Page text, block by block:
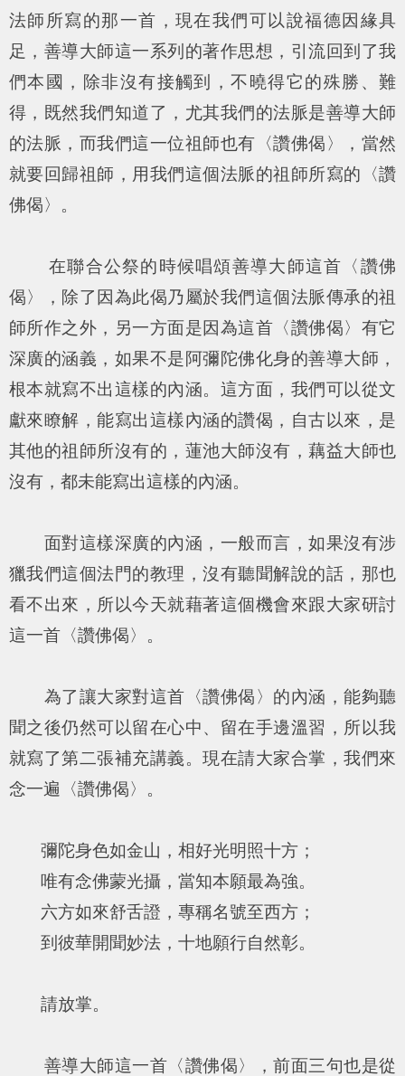
法師所寫的那一首，現在我們可以說福德因緣具
足，善導大師這一系列的著作思想，引流回到了我
們本國，除非沒有接觸到，不曉得它的殊勝、難
得，既然我們知道了，尤其我們的法脈是善導大師
的法脈，而我們這一位祖師也有〈讚佛偈〉，當然
就要回歸祖師，用我們這個法脈的祖師所寫的〈讚
佛偈〉。
在聯合公祭的時候唱頌善導大師這首〈讚佛
偈〉，除了因為此偈乃屬於我們這個法脈傳承的祖
師所作之外，另一方面是因為這首〈讚佛偈〉有它
深廣的涵義，如果不是阿彌陀佛化身的善導大師，
根本就寫不出這樣的內涵。這方面，我們可以從文
獻來瞭解，能寫出這樣內涵的讚偈，自古以來，是
其他的祖師所沒有的，蓮池大師沒有，藕益大師也
沒有，都未能寫出這樣的內涵。
面對這樣深廣的內涵，一般而言，如果沒有涉
獵我們這個法門的教理，沒有聽聞解說的話，那也
看不出來，所以今天就藉著這個機會來跟大家研討
這一首〈讚佛偈〉。
為了讓大家對這首〈讚佛偈〉的內涵，能夠聽
聞之後仍然可以留在心中、留在手邊溫習，所以我
就寫了第二張補充講義。現在請大家合掌，我們來
念一遍〈讚佛偈〉。
彌陀身色如金山，相好光明照十方；
唯有念佛蒙光攝，當知本願最為強。
六方如來舒舌證，專稱名號至西方；
到彼華開聞妙法，十地願行自然彰。
請放掌。
善導大師這一首〈讚佛偈〉，前面三句也是從